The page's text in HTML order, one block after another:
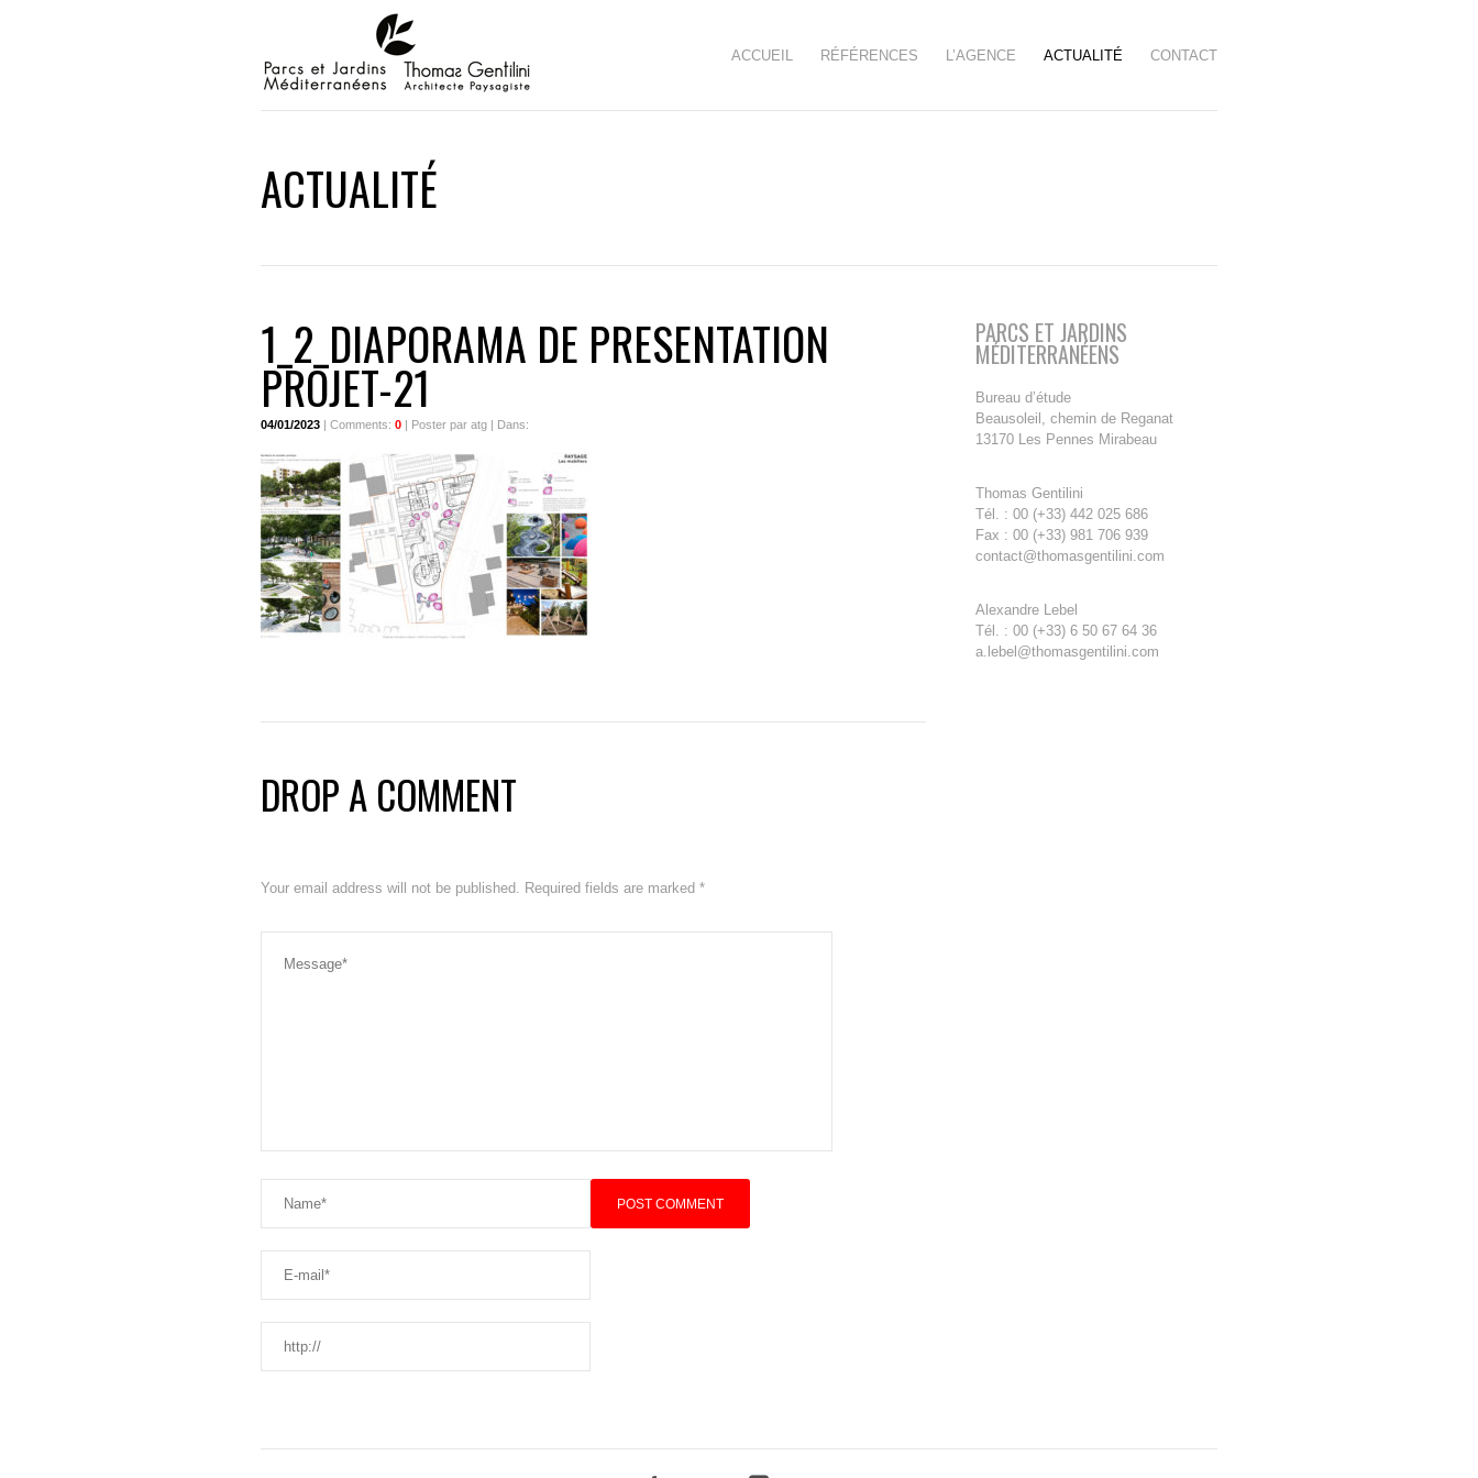
ACCUEIL RÉFÉRENCES L’AGENCE ACTUALITÉ CONTACT
ACTUALITÉ
1_2_DIAPORAMA DE PRESENTATION
PROJET-21
04/01/2023 | Comments: 0 | Poster par atg | Dans:
DROP A COMMENT
Your email address will not be published. Required fields are marked *
PARCS ET JARDINS
MÉDITERRANÉENS
Bureau d’étude
Beausoleil, chemin de Reganat
13170 Les Pennes Mirabeau
Thomas Gentilini
Tél. : 00 (+33) 442 025 686
Fax : 00 (+33) 981 706 939
contact@thomasgentilini.com
Alexandre Lebel
Tél. : 00 (+33) 6 50 67 64 36
a.lebel@thomasgentilini.com